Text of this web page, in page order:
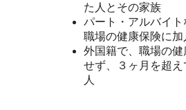
た人とその家族
パート・アルバイト
職場の健康保険に加
外国籍で、職場の健
せず、３ヶ月を超
人